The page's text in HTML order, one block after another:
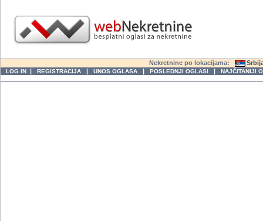
Nekretnine po lokacijama:
LOG IN | REGISTRACIJA | UNOS OGLASA | POSLEDNJI OGLASI | NAJČITANIJI